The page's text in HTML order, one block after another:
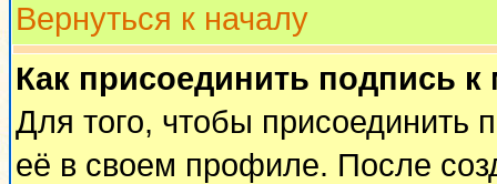
Вернуться к началу
Как присоединить подпись
Для того, чтобы присоединить
её в своем профиле. После